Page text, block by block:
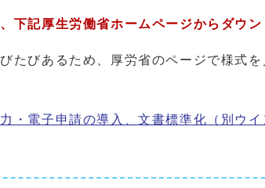
下記厚生労働省ホームページからダウ
たびあるため、厚労省のページで様式
・電子申請の導入、文書標準化 （別ウ